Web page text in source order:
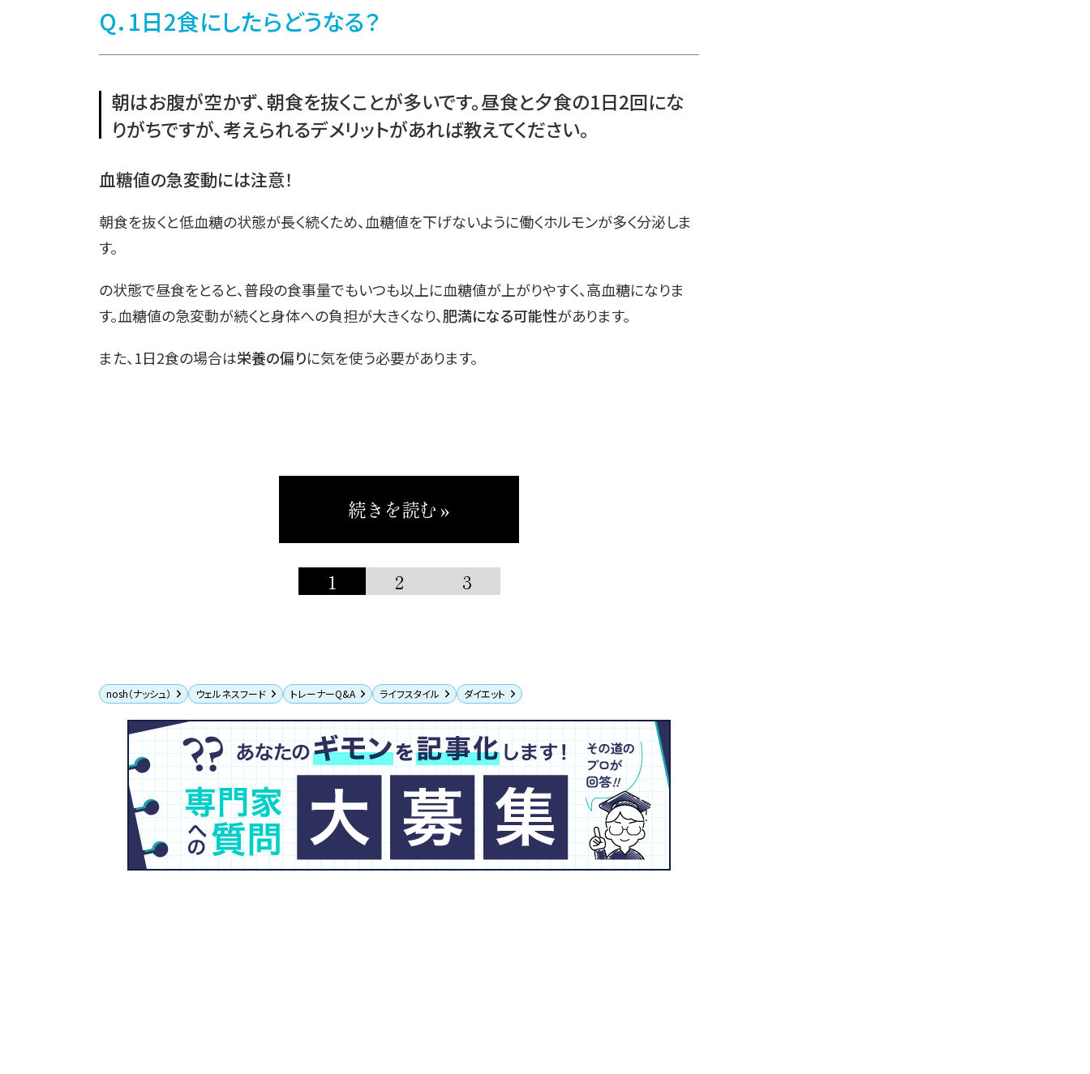
Q．1日2食にしたらどうなる？
朝はお腹が空かず、朝食を抜くことが多いです。昼食と夕食の1日2回にな
りがちですが、考えられるデメリットがあれば教えてください。
血糖値の急変動には注意！
朝食を抜くと低血糖の状態が長く続くため、血糖値を下げないように働くホルモンが多く分泌しま
す。
の状態で昼食をとると、普段の食事量でもいつも以上に血糖値が上がりやすく、高血糖になりま
す。血糖値の急変動が続くと身体への負担が大きくなり、肥満になる可能性があります。
また、1日2食の場合は栄養の偏りに気を使う必要があります。
続きを読む »
1 2 3
nosh（ナッシュ） ウェルネスフード トレーナーQ&A ライフスタイル ダイエット